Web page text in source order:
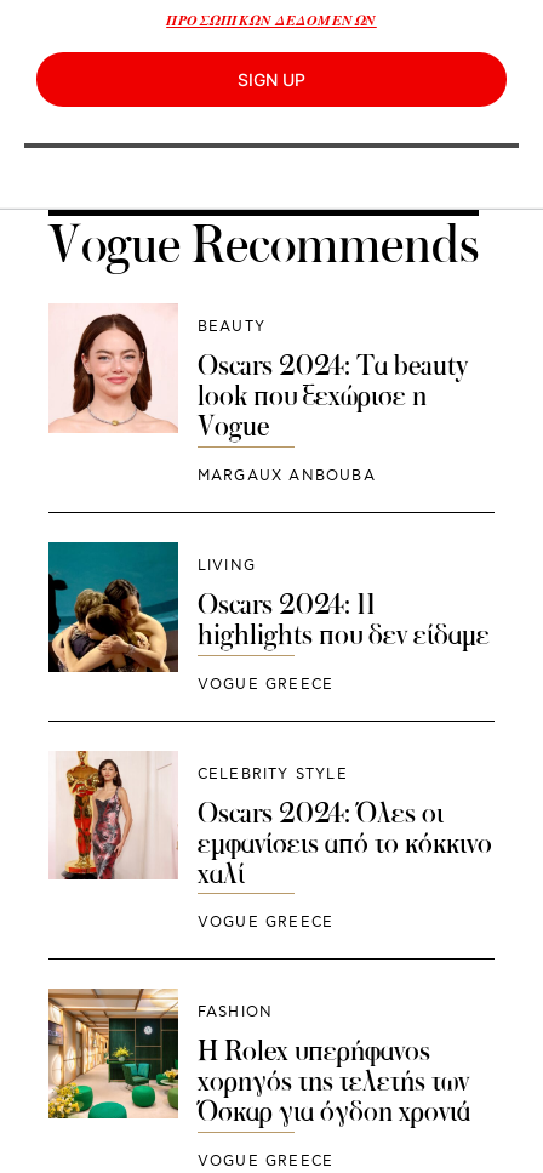
ΠΡΟΣΩΠΙΚΩΝ ΔΕΔΟΜΕΝΩΝ
SIGN UP
Vogue Recommends
BEAUTY
Oscars 2024: Τα beauty
look που ξεχώρισε η
Vogue
MARGAUX ANBOUBA
LIVING
Oscars 2024: 11
highlights που δεν είδαμε
VOGUE GREECE
CELEBRITY STYLE
Oscars 2024: Όλες οι
εμφανίσεις από το κόκκινο
χαλί
VOGUE GREECE
FASHION
H Rolex υπερήφανος
χορηγός της τελετής των
Όσκαρ για όγδοη χρονιά
VOGUE GREECE